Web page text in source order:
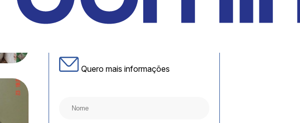
Quero mais informações